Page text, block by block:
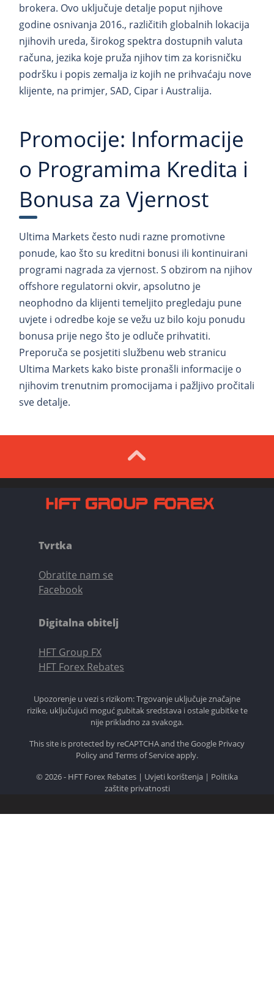
brokera. Ovo uključuje detalje poput njihove
godine osnivanja 2016., različitih globalnih lokacija
njihovih ureda, širokog spektra dostupnih valuta
računa, jezika koje pruža njihov tim za korisničku
podršku i popis zemalja iz kojih ne prihvaćaju nove
klijente, na primjer, SAD, Cipar i Australija.
Promocije: Informacije
o Programima Kredita i
Bonusa za Vjernost
Ultima Markets često nudi razne promotivne
ponude, kao što su kreditni bonusi ili kontinuirani
programi nagrada za vjernost. S obzirom na njihov
offshore regulatorni okvir, apsolutno je
neophodno da klijenti temeljito pregledaju pune
uvjete i odredbe koje se vežu uz bilo koju ponudu
bonusa prije nego što je odluče prihvatiti.
Preporuča se posjetiti službenu web stranicu
Ultima Markets kako biste pronašli informacije o
njihovim trenutnim promocijama i pažljivo pročitali
sve detalje.
Tvrtka
Obratite nam se
Facebook
Digitalna obitelj
HFT Group FX
HFT Forex Rebates
Upozorenje u vezi s rizikom: Trgovanje uključuje značajne
rizike, uključujući moguć gubitak sredstava i ostale gubitke te
nije prikladno za svakoga.
This site is protected by reCAPTCHA and the Google Privacy
Policyand Terms of Serviceapply.
© 2026 - HFT Forex Rebates | Uvjeti korištenja | Politika
zaštite privatnosti